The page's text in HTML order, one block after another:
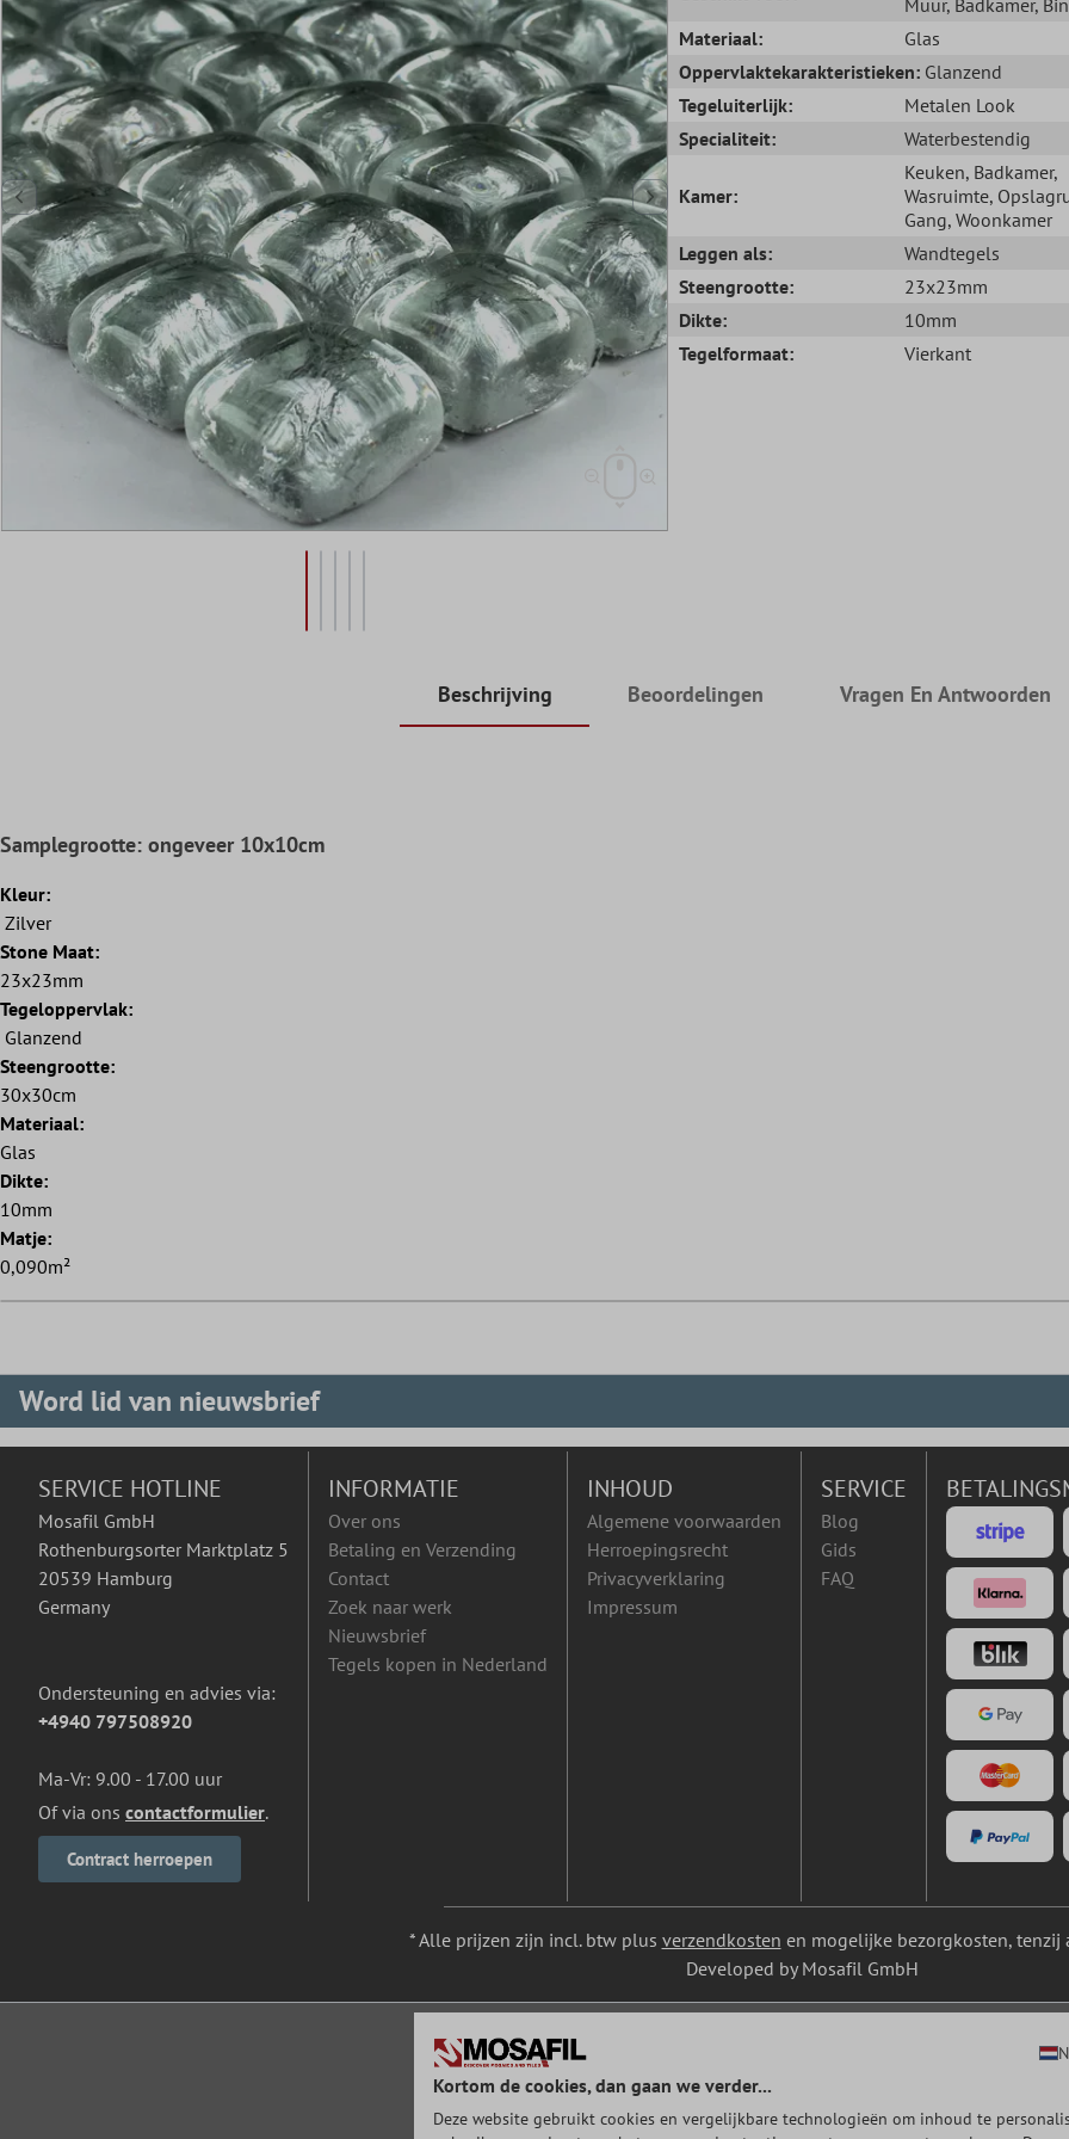
Materiaal:
Glas
Oppervlaktekarakteristieken: Glanzend
Tegeluiterlijk:
Metalen Look
Specialiteit:
Waterbestendig
Kamer:
Keuken, Badkamer,
Wasruimte,
Gang, Woonkamer
Leggen als:
Wandtegels
Steengrootte:
23x23mm
Dikte:
10mm
Tegelformaat:
Vierkant
Beschrijving Beoordelingen Vragen En Antwoorden
Samplegrootte: ongeveer 10x10cm
Kleur:
Zilver
Stone Maat:
23x23mm
Tegeloppervlak:
Glanzend
Steengrootte:
30x30cm
Materiaal:
Glas
Dikte:
10mm
Matje:
0,090m²
Word lid van nieuwsbrief
SERVICE HOTLINE
Mosafil GmbH
Rothenburgsorter Marktplatz 5
20539 Hamburg
Germany
Ondersteuning en advies via:
+4940 797508920
Ma-Vr: 9.00 - 17.00 uur
Of via ons contactformulier.
Contract herroepen
INFORMATIE
Over ons
Betaling en Verzending
Contact
Zoek naar werk
Nieuwsbrief
Tegels kopen in Nederland
INHOUD
Algemene voorwaarden
Herroepingsrecht
Privacyverklaring
Impressum
SERVICE
Blog
Gids
FAQ
* Alle prijzen zijn incl. btw plus verzendkosten en mogelijke bezorgkosten, tenzij
Developed by Mosafil GmbH
Kortom de cookies, dan gaan we verder...
Deze website gebruikt cookies en vergelijkbare technologieën om inhoud te